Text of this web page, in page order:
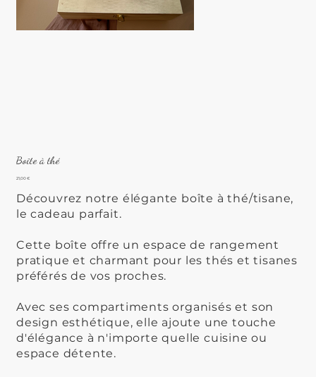
Boîte à thé
Prix
21,00 €
Découvrez notre élégante boîte à thé/tisane,
le cadeau parfait.
Cette boîte offre un espace de rangement
pratique et charmant pour les thés et tisanes
préférés de vos proches.
Avec ses compartiments organisés et son
design esthétique, elle ajoute une touche
d'élégance à n'importe quelle cuisine ou
espace détente.